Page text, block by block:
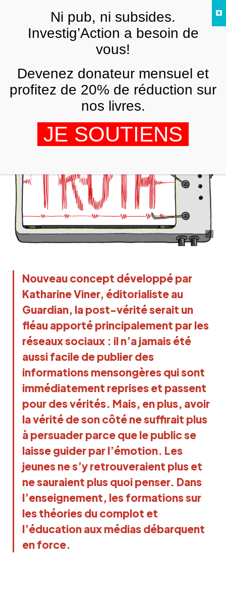
L’école, la post-vérité et les «
théories du complot »
18 AVRIL 2017
Nouveau concept développé par
Katharine Viner, éditorialiste au
Guardian, la post-vérité serait un
fléau apporté principalement par les
réseaux sociaux : il n’a jamais été
aussi facile de publier des
informations mensongères qui sont
immédiatement reprises et passent
pour des vérités. Mais, en plus, avoir
la vérité de son côté ne suffirait plus
à persuader parce que le public se
laisse guider par l’émotion. Les
jeunes ne s’y retrouveraient plus et
ne sauraient plus quoi penser. Dans
l’enseignement, les formations sur
les théories du complot et
l’éducation aux médias débarquent
en force.
ANALYSES ET TÉMOIGNAGES
FRNi pub, ni subsides.
Investig’Action a besoin de
vous!
Devenez donateur mensuel et
profitez de 20% de réduction sur
nos livres.
JE SOUTIENS